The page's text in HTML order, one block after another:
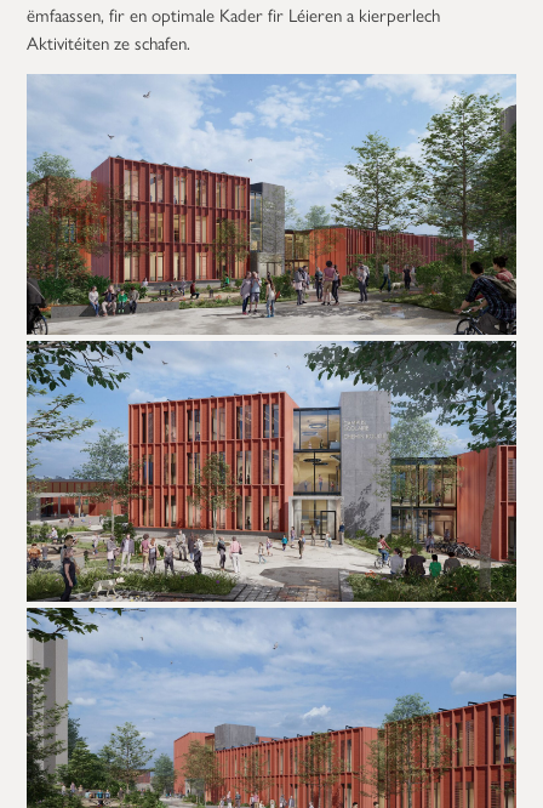
ëmfaassen, fir en optimale Kader fir Léieren a kierperlech
Aktivitéiten ze schafen.